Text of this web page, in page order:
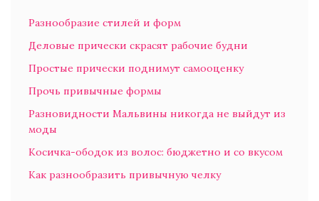
Разнообразие стилей и форм
Деловые прически скрасят рабочие будни
Простые прически поднимут самооценку
Прочь привычные формы
Разновидности Мальвины никогда не выйдут из
моды
Косичка-ободок из волос: бюджетно и со вкусом
Как разнообразить привычную челку